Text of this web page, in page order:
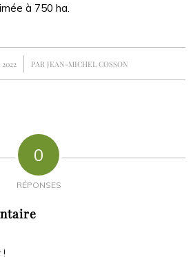
à 750 ha.
PAR JEAN-MICHEL COSSON
0
RÉPONSES
!